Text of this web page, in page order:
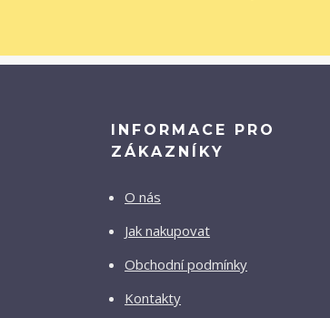
INFORMACE PRO
ZÁKAZNÍKY
O nás
Jak nakupovat
Obchodní podmínky
Kontakty